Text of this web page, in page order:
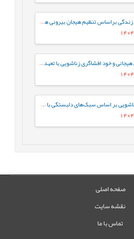
پیش‌‌بینی رضایت از زندگی براساس تنظیم هیجان بیرونی همسر با نقش میانجی سبک‌‌های شوخ‌‌طبعی در افراد متأهل
بررسی رابطه پختگی هیجانی و خود افشاگری زناشویی با تعهد زناشویی در زنان متاهل: بررسی نقش میانجی‌گری نگرش نسبت به روابط فرا زناشویی
پیش‌بینی رضایت زناشویی بر اساس سبک‌های دلبستگی با میانجی‌گری تحمل پریشانی و حسادت زناشویی
صفحه اصلی
نقشه سایت
تماس با ما